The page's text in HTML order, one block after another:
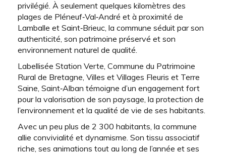
privilégié. À seulement quelques kilomètres des
plages de Pléneuf‑Val‑André et à proximité de
Lamballe et Saint‑Brieuc, la commune séduit par son
authenticité, son patrimoine préservé et son
environnement naturel de qualité.
Labellisée Station Verte, Commune du Patrimoine
Rural de Bretagne, Villes et Villages Fleuris et Terre
Saine, Saint‑Alban témoigne d’un engagement fort
pour la valorisation de son paysage, la protection de
l’environnement et la qualité de vie de ses habitants.
Avec un peu plus de 2 300 habitants, la commune
allie convivialité et dynamisme. Son tissu associatif
riche, ses animations tout au long de l’année et ses